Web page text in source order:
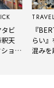
ー
TRAVEL
『
らい』
混みを